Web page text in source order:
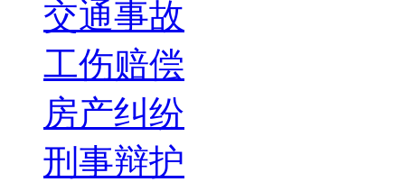
交通事故
工伤赔偿
房产纠纷
刑事辩护